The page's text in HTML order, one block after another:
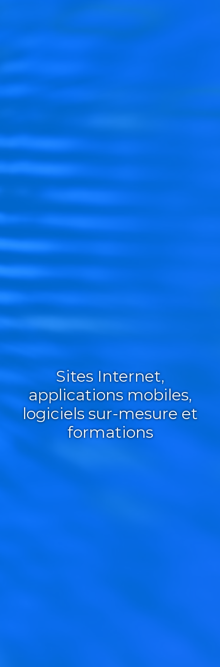
Sites Internet,
applications mobiles,
logiciels sur-mesure et
formations